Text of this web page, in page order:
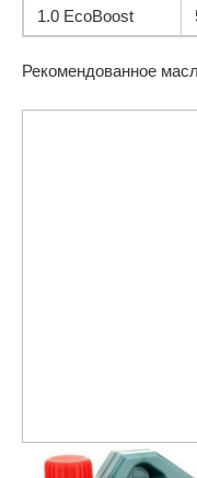
1.0 EcoBoost
Рекомендованное